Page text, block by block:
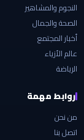
النجوم والمشاهير
الصحة والجمال
أخبار المجتمع
عالم الأزياء
الرياضة
روابط مهمة
من نحن
اتصل بنا